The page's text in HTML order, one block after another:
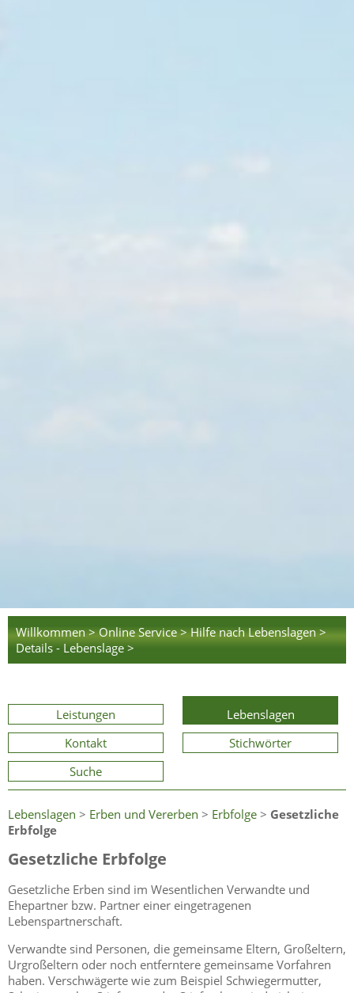
Willkommen > Online Service > Hilfe nach Lebenslagen >
Details - Lebenslage >
Leistungen
Lebenslagen
Kontakt
Stichwörter
Suche
Lebenslagen > Erben und Vererben > Erbfolge > Gesetzliche
Erbfolge
Gesetzliche Erbfolge
Gesetzliche Erben sind im Wesentlichen Verwandte und
Ehepartner bzw. Partner einer eingetragenen
Lebenspartnerschaft.
Verwandte sind Personen, die gemeinsame Eltern, Großeltern,
Urgroßeltern oder noch entferntere gemeinsame Vorfahren
haben. Verschwägerte wie zum Beispiel Schwiegermutter,